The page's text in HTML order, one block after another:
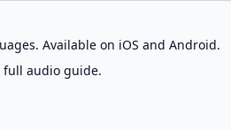
Available on iOS and Android.
full audio guide.